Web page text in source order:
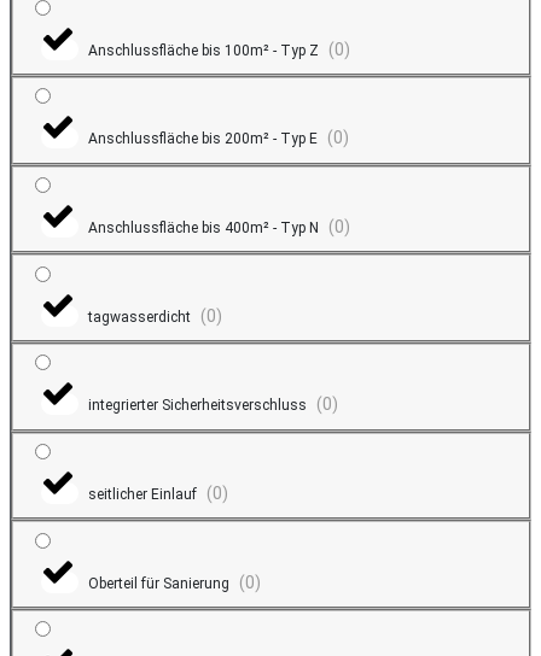
Anschlussfläche bis 100m² - Typ Z (0)
Anschlussfläche bis 200m² - Typ E (0)
Anschlussfläche bis 400m² - Typ N (0)
tagwasserdicht (0)
integrierter Sicherheitsverschluss (0)
seitlicher Einlauf (0)
Oberteil für Sanierung (0)